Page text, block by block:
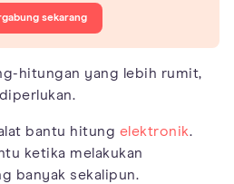
sekarang
hitungan yang lebih rumit,
bantu hitung elektronik.
ketika melakukan
banyak sekalipun.